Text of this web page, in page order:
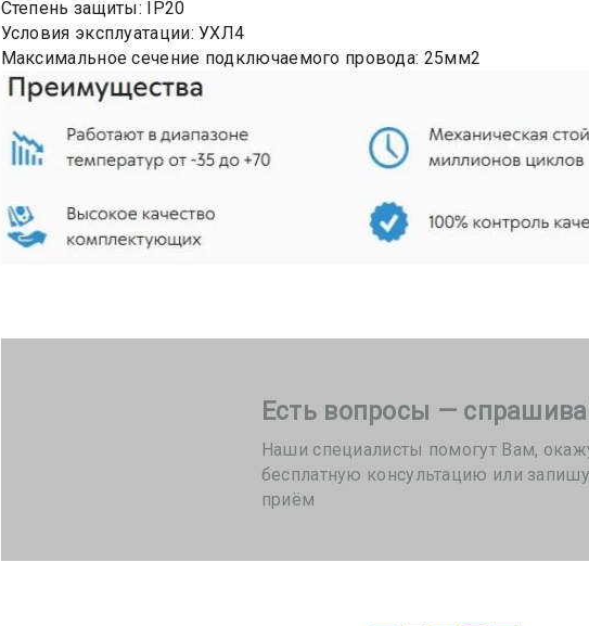
Степень защиты: IP20
Условия эксплуатации: УХЛ4
Максимальное сечение подключаемого провода: 25мм2
Есть вопросы —
Наши специалисты помогут Вам,
бесплатную консультацию или
приём